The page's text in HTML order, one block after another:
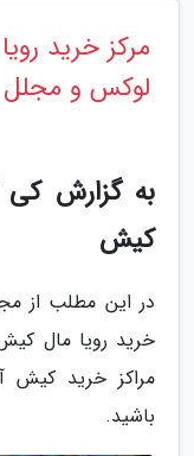
مرکز خرید
لوکس و مجلل
به گزارش کی
کیش
در این مطلب از
خرید رویا مال
مراکز خرید کیش
باشید.